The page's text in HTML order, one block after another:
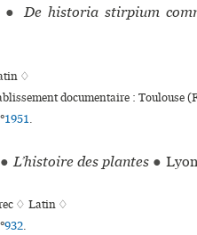
● De historia stirpium
♢
documentaire : Toulouse
1951.
● L’histoire des plantes ●
♢ Latin ♢
932.